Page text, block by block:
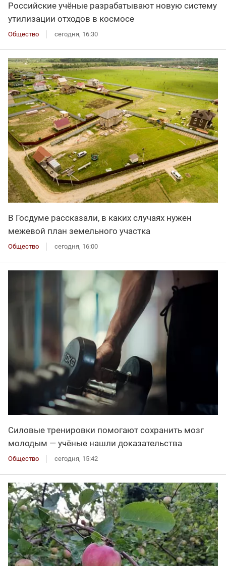
Российские учёные разрабатывают новую систему
утилизации отходов в космосе
Общество сегодня, 16:30
В Госдуме рассказали, в каких случаях нужен
межевой план земельного участка
Общество сегодня, 16:00
Силовые тренировки помогают сохранить мозг
молодым — учёные нашли доказательства
Общество сегодня, 15:42